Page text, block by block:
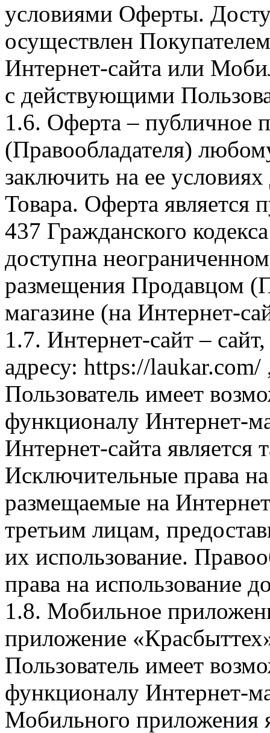
условиями Оферты.
осуществлен
Интернет-сайта или
с действующими
1.6. Оферта – публичное
(Правообладателя)
заключить на ее
Товара. Оферта является
437 Гражданского
доступна
размещения Продавцом
магазине (на Интернет-
1.7. Интернет-сайт –
адресу: https://laukar.com/
Пользователь имеет
функционалу Интернет-
Интернет-сайта
Исключительные права
размещаемые на
третьим лицам,
их использование.
права на использование
1.8. Мобильное
приложение
Пользователь имеет
функционалу Интернет-
Мобильного приложения